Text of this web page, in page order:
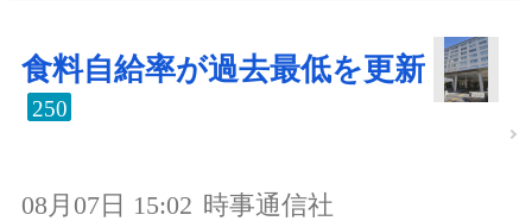
食料自給率が過去最低を更新
250
08月07日 15:02 時事通信社